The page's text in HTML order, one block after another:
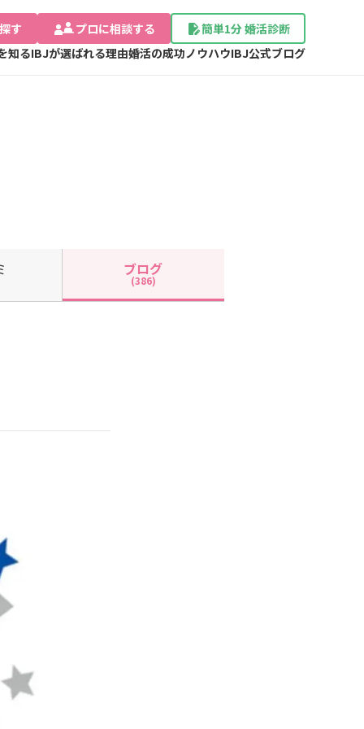
す プロに相談する
簡単1分 婚活診断
知るIBJが選ばれる理由婚活の成功ノウハウIBJ公式ブログ
ブログ
(386)